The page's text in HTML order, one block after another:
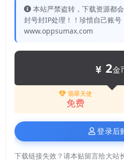
本站严禁盗转，下载资源都
封号封IP处理！！珍惜自己账号
www.oppsumax.com
2金
翡翠天使
免费
登录后
下载链接失效？请本贴留言给大站